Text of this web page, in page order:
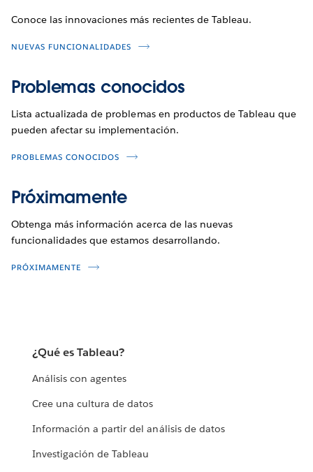
Conoce las innovaciones más recientes de Tableau.
NUEVAS FUNCIONALIDADES
Problemas conocidos
Lista actualizada de problemas en productos de Tableau que
pueden afectar su implementación.
PROBLEMAS CONOCIDOS
Próximamente
Obtenga más información acerca de las nuevas
funcionalidades que estamos desarrollando.
PRÓXIMAMENTE
¿Qué es Tableau?
Análisis con agentes
Cree una cultura de datos
Información a partir del análisis de datos
Investigación de Tableau